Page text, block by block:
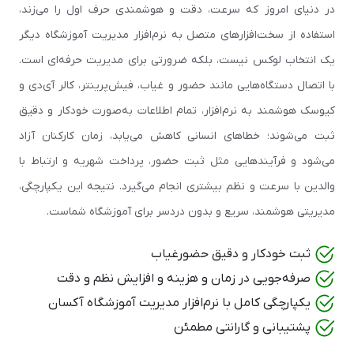
در دنیای امروز که سرعت، دقت و هوشمندی حرف اول را می‌زند،
استفاده از سخت‌افزارهای متصل به نرم‌افزار مدیریت آموزشگاه دیگر
یک انتخاب لوکس نیست، بلکه ضرورتی برای مدیریت حرفه‌ای است.
با اتصال دستگاه‌هایی مانند حضور و غیاب، فیش‌پرینتر، کالر آی‌دی و
کیوسک هوشمند به نرم‌افزار، تمام اطلاعات به‌صورت خودکار و دقیق
ثبت می‌شوند؛ خطاهای انسانی کاهش می‌یابد، زمان کارکنان آزاد
می‌شود و فرآیندهایی مثل ثبت حضور، پرداخت شهریه و ارتباط با
والدین با سرعت و نظم بیشتری انجام می‌گیرد. نتیجه این یکپارچگی،
مدیریتی هوشمند، سریع و بدون دردسر برای آموزشگاه شماست.
ثبت خودکار و دقیق حضورغیاب
صرفه‌جویی در زمان و هزینه و افزایش نظم و دقت
یکپارچگی کامل با نرم‌افزار مدیریت آموزشگاه آکسان
پشتیبانی و گارانتی مطمئن